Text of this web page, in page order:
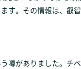
す。その情報は、叡
噂がありました。チ